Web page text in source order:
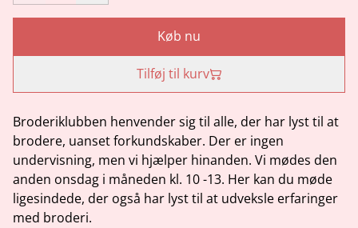
Køb nu
Tilføj til kurv
Broderiklubben henvender sig til alle, der har lyst til at
brodere, uanset forkundskaber. Der er ingen
undervisning, men vi hjælper hinanden. Vi mødes den
anden onsdag i måneden kl. 10 -13. Her kan du møde
ligesindede, der også har lyst til at udveksle erfaringer
med broderi.